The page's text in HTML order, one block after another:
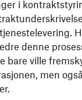
i
denne
bare ville
men